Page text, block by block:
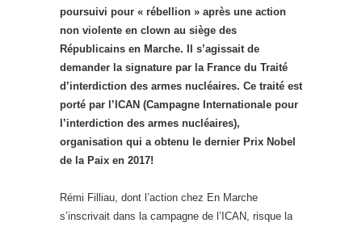
poursuivi pour « rébellion » après une action
non violente en clown au siège des
Républicains en Marche. Il s’agissait de
demander la signature par la France du Traité
d’interdiction des armes nucléaires. Ce traité est
porté par l’ICAN (Campagne Internationale pour
l’interdiction des armes nucléaires),
organisation qui a obtenu le dernier Prix Nobel
de la Paix en 2017!
Rémi Filliau, dont l’action chez En Marche
s’inscrivait dans la campagne de l’ICAN, risque la